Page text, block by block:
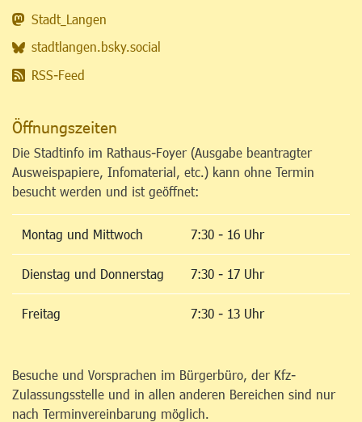
Stadt_Langen
stadtlangen.bsky.social
RSS-Feed
Öffnungszeiten
Die Stadtinfo im Rathaus-Foyer (Ausgabe beantragter
Ausweispapiere, Infomaterial, etc.) kann ohne Termin
besucht werden und ist geöffnet:
Montag und Mittwoch 7:30 - 16 Uhr
Dienstag und Donnerstag 7:30 - 17 Uhr
Freitag 7:30 - 13 Uhr
Besuche und Vorsprachen im Bürgerbüro, der Kfz-
Zulassungsstelle und in allen anderen Bereichen sind nur
nach Terminvereinbarung möglich.